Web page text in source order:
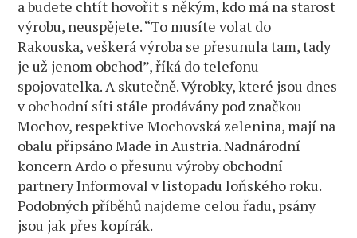
a budete chtít hovořit s někým, kdo má na starost
výrobu, neuspějete. “To musíte volat do
Rakouska, veškerá výroba se přesunula tam, tady
je už jenom obchod”, říká do telefonu
spojovatelka. A skutečně. Výrobky, které jsou dnes
v obchodní síti stále prodávány pod značkou
Mochov, respektive Mochovská zelenina, mají na
obalu připsáno Made in Austria. Nadnárodní
koncern Ardo o přesunu výroby obchodní
partnery Informoval v listopadu loňského roku.
Podobných příběhů najdeme celou řadu, psány
jsou jak přes kopírák.